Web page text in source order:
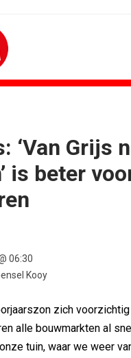
‘Van Grijs
is beter
06:30
Kooy
zich
alle bouwmarkten al
tuin, waar we weer